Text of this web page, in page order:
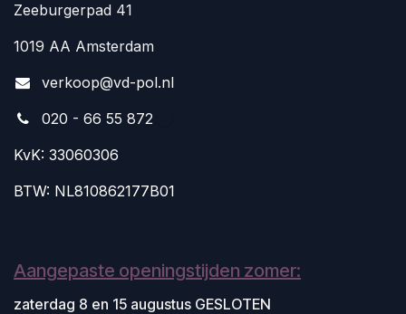
Zeeburgerpad 41
1019 AA Amsterdam
verkoop@vd-pol.nl
020 - 66 55 872
KvK: 33060306
BTW: NL810862177B01
Aangepaste openingstijden zomer:
zaterdag 8 en 15 augustus GESLOTEN